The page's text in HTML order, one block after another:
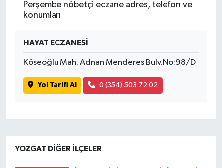
Perşembe nöbetçi eczane adres, telefon ve
konumları
HAYAT ECZANESİ
Köseoğlu Mah. Adnan Menderes Bulv.No:98/D
Yol Tarifi Al 0 (354) 503 72 02
YOZGAT DIĞER İLÇELER
SAĞLIK
TEKNOLOJİ
YAŞAM